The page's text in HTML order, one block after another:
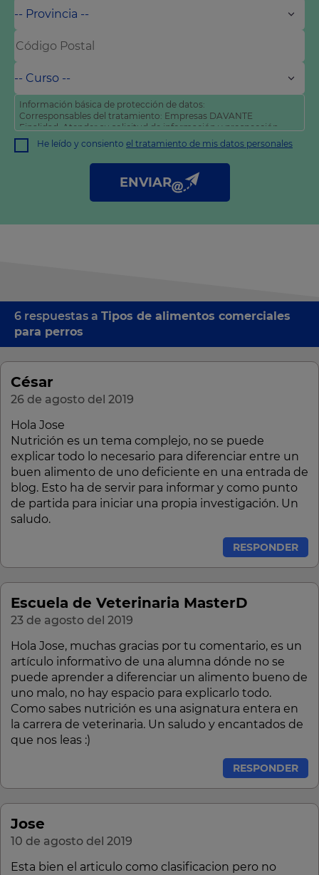
Información básica de protección de datos:
Corresponsables del tratamiento: Empresas DAVANTE
Finalidad: Atender su solicitud de información y prospección
comercial
Derechos: Puede acceder, rectificar y suprimir sus datos, así
como otros derechos tal y como se explica en nuestra
He leído y consiento el tratamiento de mis datos personales
ENVIAR
6 respuestas a Tipos de alimentos comerciales
para perros
César
26 de agosto del 2019
Hola Jose
Nutrición es un tema complejo, no se puede
explicar todo lo necesario para diferenciar entre un
buen alimento de uno deficiente en una entrada de
blog. Esto ha de servir para informar y como punto
de partida para iniciar una propia investigación. Un
saludo.
RESPONDER
Escuela de Veterinaria MasterD
23 de agosto del 2019
Hola Jose, muchas gracias por tu comentario, es un
artículo informativo de una alumna dónde no se
puede aprender a diferenciar un alimento bueno de
uno malo, no hay espacio para explicarlo todo.
Como sabes nutrición es una asignatura entera en
la carrera de veterinaria. Un saludo y encantados de
que nos leas :)
RESPONDER
Jose
10 de agosto del 2019
Esta bien el articulo como clasificacion pero no